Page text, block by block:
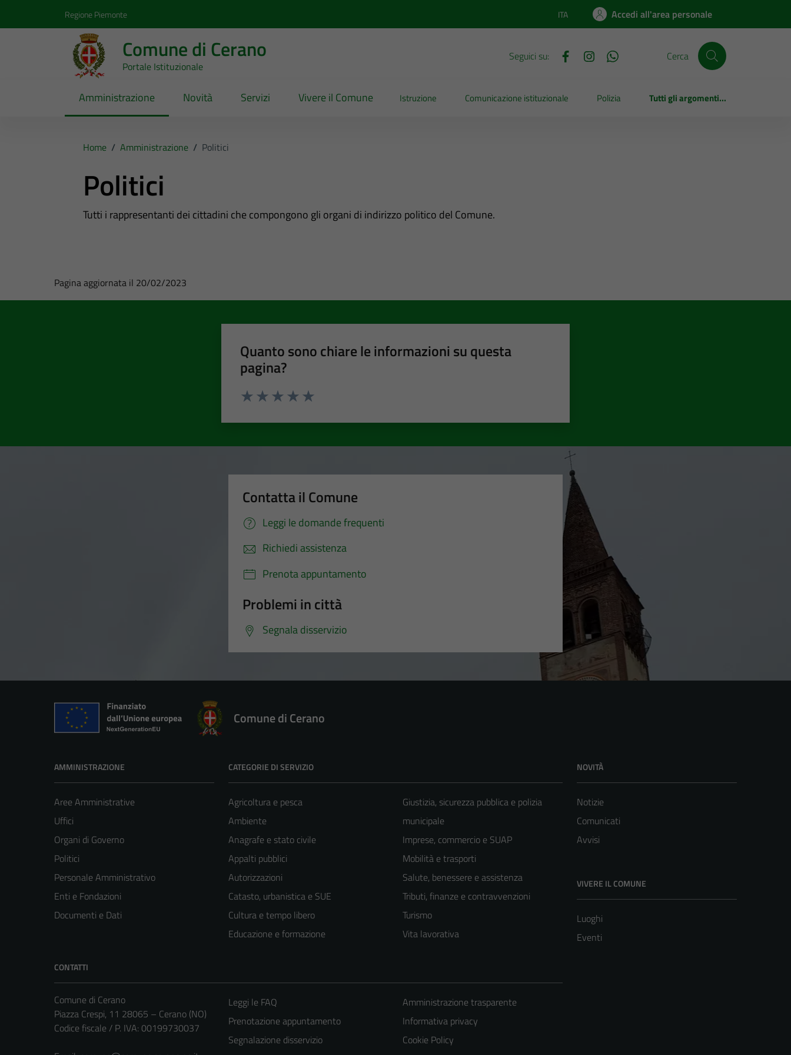
Regione Piemonte Lingua attiva:
ITA Accedi all'area personale
Comune di Cerano
Portale Istituzionale
Seguici su: Cerca
Amministrazione Novità Servizi Vivere il Comune Istruzione Comunicazione istituzionale Polizia Tutti gli argomenti...
Home / Amministrazione / Politici
Politici
Tutti i rappresentanti dei cittadini che compongono gli organi di indirizzo politico del Comune.
Pagina aggiornata il 20/02/2023
Quanto sono chiare le informazioni su questa
pagina?
Contatta il Comune
Leggi le domande frequenti
Richiedi assistenza
Prenota appuntamento
Problemi in città
Segnala disservizio
Comune di Cerano
AMMINISTRAZIONE
Aree Amministrative
Uffici
Organi di Governo
Politici
Personale Amministrativo
Enti e Fondazioni
Documenti e Dati
CATEGORIE DI SERVIZIO
Agricoltura e pesca
Ambiente
Anagrafe e stato civile
Appalti pubblici
Autorizzazioni
Catasto, urbanistica e SUE
Cultura e tempo libero
Educazione e formazione
Giustizia, sicurezza pubblica e polizia
municipale
Imprese, commercio e SUAP
Mobilità e trasporti
Salute, benessere e assistenza
Tributi, finanze e contravvenzioni
Turismo
Vita lavorativa
NOVITÀ
Notizie
Comunicati
Avvisi
VIVERE IL COMUNE
Luoghi
Eventi
CONTATTI
Comune di Cerano
Piazza Crespi, 11 28065 – Cerano (NO)
Codice fiscale / P. IVA: 00199730037
Leggi le FAQ
Prenotazione appuntamento
Segnalazione disservizio
Amministrazione trasparente
Informativa privacy
Cookie Policy